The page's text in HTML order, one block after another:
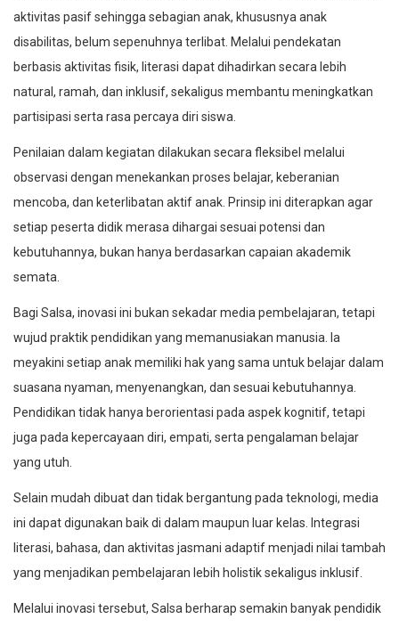
aktivitas pasif sehingga sebagian anak, khususnya anak
disabilitas, belum sepenuhnya terlibat. Melalui pendekatan
berbasis aktivitas fisik, literasi dapat dihadirkan secara lebih
natural, ramah, dan inklusif, sekaligus membantu meningkatkan
partisipasi serta rasa percaya diri siswa.
Penilaian dalam kegiatan dilakukan secara fleksibel melalui
observasi dengan menekankan proses belajar, keberanian
mencoba, dan keterlibatan aktif anak. Prinsip ini diterapkan agar
setiap peserta didik merasa dihargai sesuai potensi dan
kebutuhannya, bukan hanya berdasarkan capaian akademik
semata.
Bagi Salsa, inovasi ini bukan sekadar media pembelajaran, tetapi
wujud praktik pendidikan yang memanusiakan manusia. Ia
meyakini setiap anak memiliki hak yang sama untuk belajar dalam
suasana nyaman, menyenangkan, dan sesuai kebutuhannya.
Pendidikan tidak hanya berorientasi pada aspek kognitif, tetapi
juga pada kepercayaan diri, empati, serta pengalaman belajar
yang utuh.
Selain mudah dibuat dan tidak bergantung pada teknologi, media
ini dapat digunakan baik di dalam maupun luar kelas. Integrasi
literasi, bahasa, dan aktivitas jasmani adaptif menjadi nilai tambah
yang menjadikan pembelajaran lebih holistik sekaligus inklusif.
Melalui inovasi tersebut, Salsa berharap semakin banyak pendidik